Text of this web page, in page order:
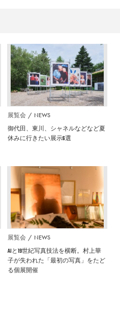
展覧会 NEWS
御代田、東川、シャネルなどなど夏
休みに行きたい展示6選
展覧会 NEWS
AIと19世紀写真技法を横断。村上華
子が失われた「最初の写真」をたど
る個展開催